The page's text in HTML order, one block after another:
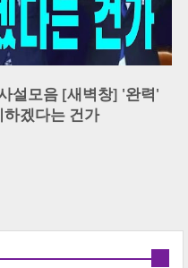
설모음 [새벽창] '완력'
겠다는 건가